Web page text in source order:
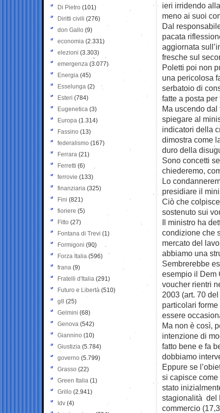
ieri irridendo
meno ai suoi
Dal
pacata
aggiornata
fresche sul
Poletti poi non
una pericolosa
serbatoio di
fatte a posta
Ma uscendo
spiegare al
indicatori della
dimostra come
duro della
Sono concetti
chiederemo,
Lo
presidiare il
Ciò che
sostenuto sui
Il ministro ha
condizione che
mercato del
abbiamo una
Sembrerebbe
esempio il Dem
voucher rientri
2003 (art. 70
particolari
essere
Ma non è così,
intenzione di
fatto bene e fa
dobbiamo
Eppure se
si capisce
stato
stagionalità del
commercio
Di Pietro (101)
Diritti civili (276)
don Gallo (9)
economia (2.331)
elezioni (3.303)
emergenza (3.077)
Energia (45)
Esselunga (2)
Esteri (784)
Eugenetica (3)
Europa (1.314)
Fassino (13)
federalismo (167)
Ferrara (21)
Ferretti (6)
ferrovie (133)
finanziaria (325)
Fini (821)
fioriere (5)
Fitto (27)
Fontana di Trevi (1)
Formigoni (90)
Forza Italia (596)
frana (9)
Fratelli d'Italia (291)
Futuro e Libertà (510)
g8 (25)
Gelmini (68)
Genova (542)
Giannino (10)
Giustizia (5.784)
governo (5.799)
Grasso (22)
Green Italia (1)
Grillo (2.941)
Idv (4)